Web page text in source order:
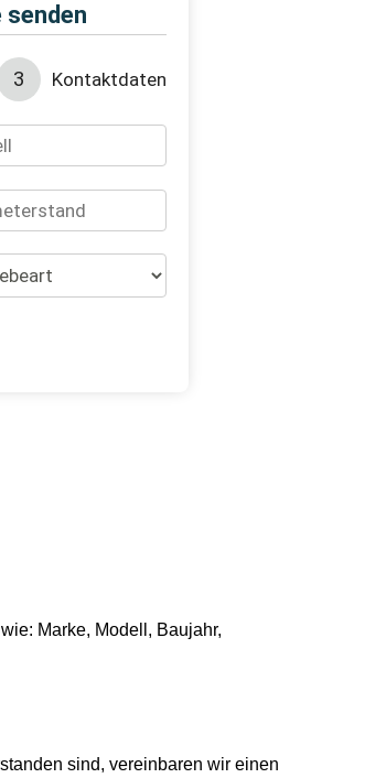
Marke, Modell, Baujahr,
sind, vereinbaren wir einen